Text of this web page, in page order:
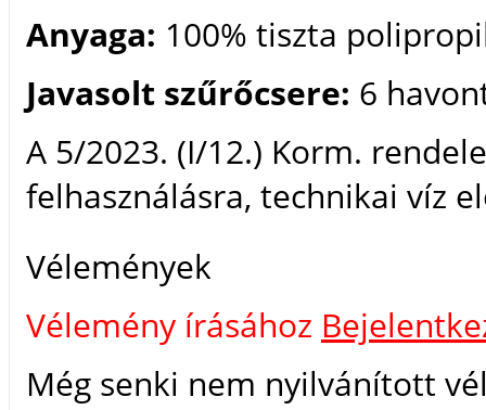
Anyaga: 100% tiszta
Javasolt szűrőcsere: 6
A 5/2023. (I/12.) Korm.
felhasználásra, technikai víz
Vélemények
Vélemény írásához
Még senki nem nyilvánított